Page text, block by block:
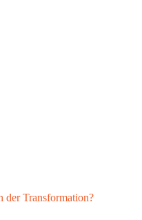
Transformation?